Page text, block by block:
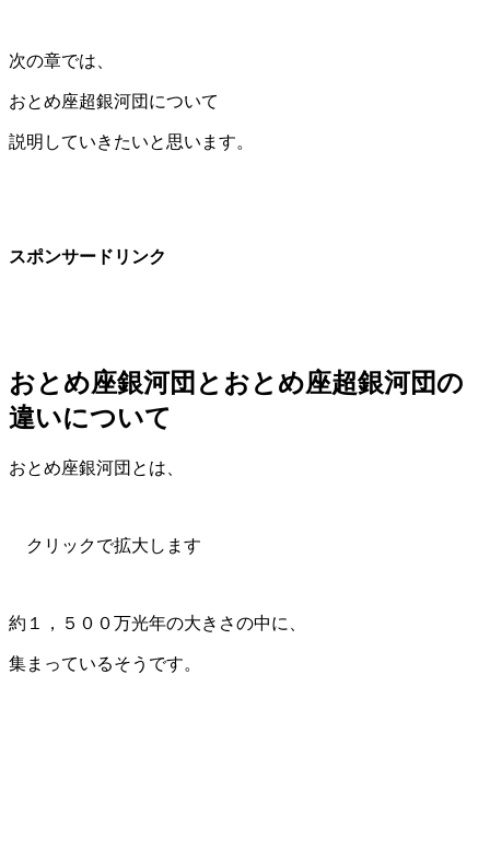
次の章では、
おとめ座超銀河団について
説明していきたいと思います。
スポンサードリンク
おとめ座銀河団とおとめ座超銀河団の
違いについて
おとめ座銀河団とは、
クリックで拡大します
約１，５００万光年の大きさの中に、
集まっているそうです。